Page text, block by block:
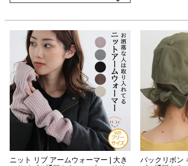
ニット リブ アームウォーマー | 大き
バックリボン